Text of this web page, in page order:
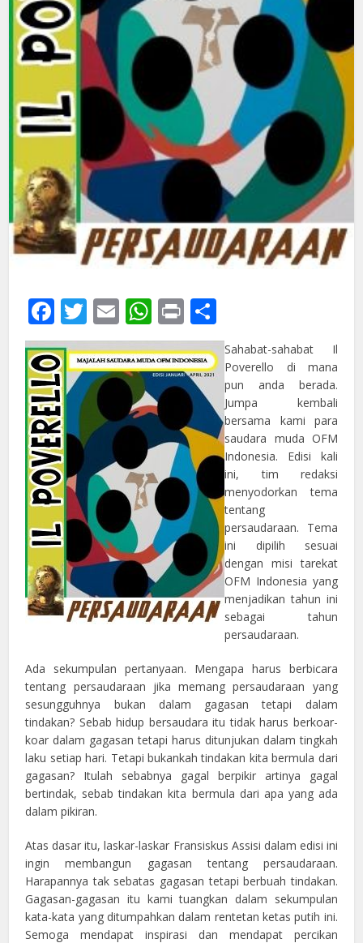
Facebook
Twitter
EmailWhatsApp
Print
Sahabat-sahabat Il
Poverello di mana
pun anda berada.
Jumpa kembali
bersama kami para
saudara muda OFM
Indonesia. Edisi kali
ini, tim redaksi
menyodorkan tema
tentang
persaudaraan. Tema
ini dipilih sesuai
dengan misi tarekat
OFM Indonesia yang
menjadikan tahun ini
sebagai tahun
persaudaraan.
Ada sekumpulan pertanyaan. Mengapa harus berbicara
tentang persaudaraan jika memang persaudaraan yang
sesungguhnya bukan dalam gagasan tetapi dalam
tindakan? Sebab hidup bersaudara itu tidak harus berkoar-
koar dalam gagasan tetapi harus ditunjukan dalam tingkah
laku setiap hari. Tetapi bukankah tindakan kita bermula dari
gagasan? Itulah sebabnya gagal berpikir artinya gagal
bertindak, sebab tindakan kita bermula dari apa yang ada
dalam pikiran.
Atas dasar itu, laskar-laskar Fransiskus Assisi dalam edisi ini
ingin membangun gagasan tentang persaudaraan.
Harapannya tak sebatas gagasan tetapi berbuah tindakan.
Gagasan-gagasan itu kami tuangkan dalam sekumpulan
kata-kata yang ditumpahkan dalam rentetan ketas putih ini.
Semoga mendapat inspirasi dan mendapat percikan